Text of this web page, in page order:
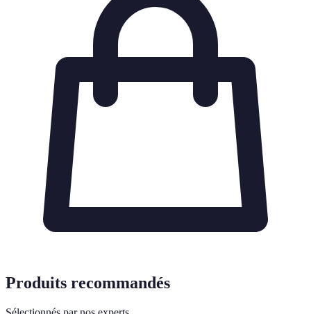
Produits recommandés